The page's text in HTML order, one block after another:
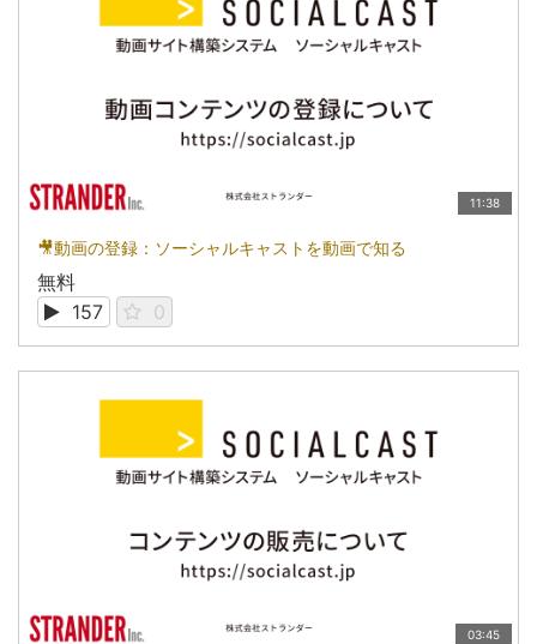
11:38
🎥動画の登録：ソーシャルキャストを動画で知る
無料
157
0
03:45